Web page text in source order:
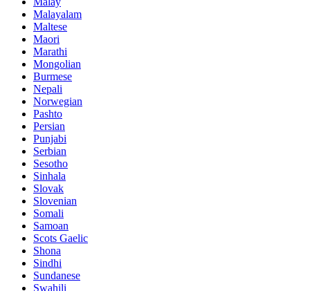
Malayalam
Maltese
Maori
Marathi
Mongolian
Burmese
Nepali
Norwegian
Pashto
Persian
Punjabi
Serbian
Sesotho
Sinhala
Slovak
Slovenian
Somali
Samoan
Scots Gaelic
Shona
Sindhi
Sundanese
Swahili